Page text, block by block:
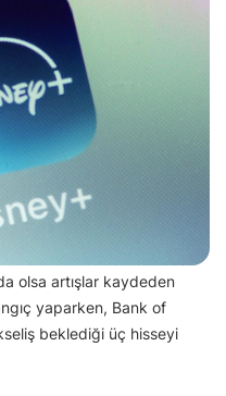
da olsa artışlar kaydeden
yaparken, Bank of
beklediği üç hisseyi